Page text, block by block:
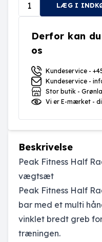
LÆG I
Derfor kan
os
Kundeservice -
Kundeservice -
Stor butik -
Vi er E-mærket -
Beskrivelse
Peak Fitness Half
vægtsæt
Peak Fitness Half
bar med et multi
vinklet bredt greb
træningen.